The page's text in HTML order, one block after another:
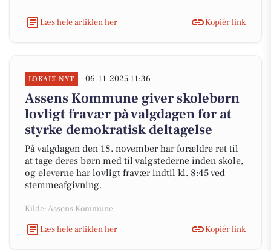
Læs hele artiklen her Kopiér link
LOKALT NYT 06-11-2025 11:36
Assens Kommune giver skolebørn
lovligt fravær på valgdagen for at
styrke demokratisk deltagelse
På valgdagen den 18. november har forældre ret til
at tage deres børn med til valgstederne inden skole,
og eleverne har lovligt fravær indtil kl. 8:45 ved
stemmeafgivning.
Kilde: Assens Kommune
Læs hele artiklen her
Kopiér link